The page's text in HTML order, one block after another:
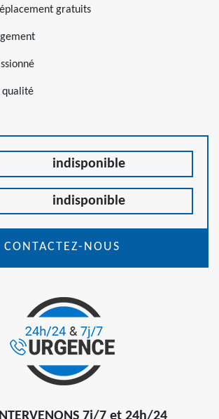
gratuits
qualité
indisponible
indisponible
CONTACTEZ-NOUS
7j/7 et 24h/24